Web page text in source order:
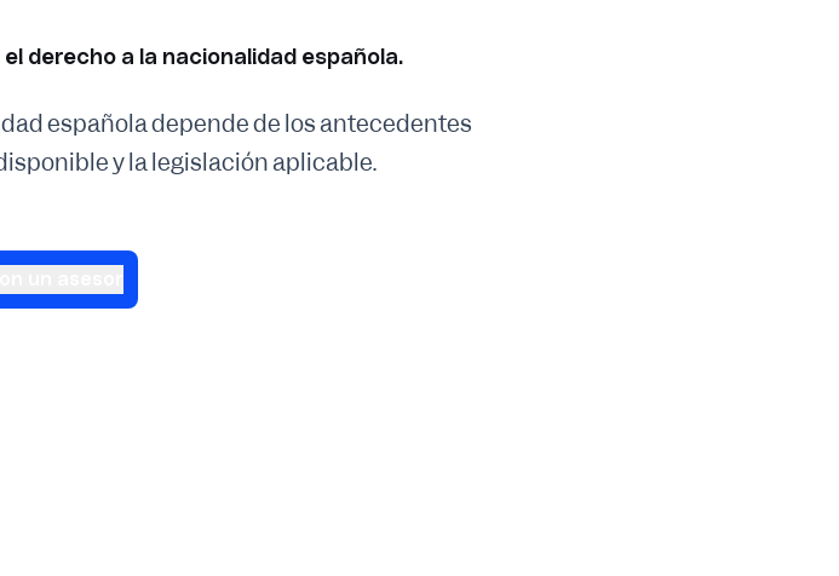
derecho a la nacionalidad española.
española depende de los antecedentes
y la legislación aplicable.